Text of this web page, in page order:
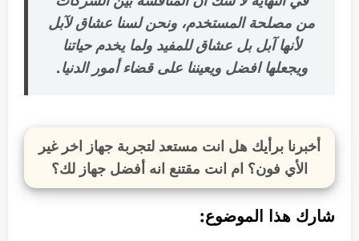
من مصلحة المستخدم، ونحن لسنا عشاق لآبل
لأنها آبل بل عشاق للمفيد ولما يخدم حياتنا
ويجعلها افضل ويعيننا على قضاء أمور الدنيا.
أخبرنا برأيك هل انت مستعد لتجربة جهاز اخر غير
الأي فون؟ ام انت مقتنع انه أفضل جهاز لك؟
شارك هذا الموضوع: